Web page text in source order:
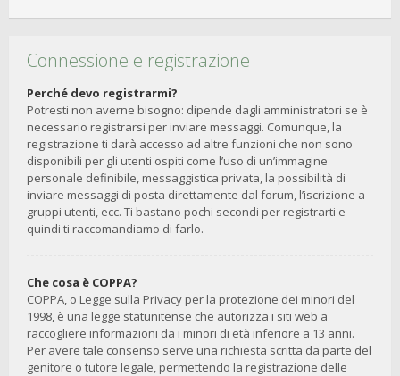
Connessione e registrazione
Perché devo registrarmi?
Potresti non averne bisogno: dipende dagli amministratori se è
necessario registrarsi per inviare messaggi. Comunque, la
registrazione ti darà accesso ad altre funzioni che non sono
disponibili per gli utenti ospiti come l’uso di un’immagine
personale definibile, messaggistica privata, la possibilità di
inviare messaggi di posta direttamente dal forum, l’iscrizione a
gruppi utenti, ecc. Ti bastano pochi secondi per registrarti e
quindi ti raccomandiamo di farlo.
Che cosa è COPPA?
COPPA, o Legge sulla Privacy per la protezione dei minori del
1998, è una legge statunitense che autorizza i siti web a
raccogliere informazioni da i minori di età inferiore a 13 anni.
Per avere tale consenso serve una richiesta scritta da parte del
genitore o tutore legale, permettendo la registrazione delle